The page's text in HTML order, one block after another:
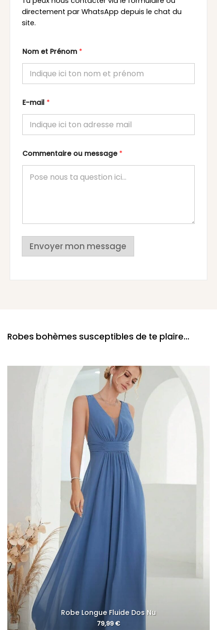
directement par WhatsApp depuis le chat du
site.
Nom et Prénom *
E-mail *
Commentaire ou message *
Envoyer mon message
Robes bohèmes susceptibles de te plaire...
Robe Longue Fluide Dos Nu
79,99€